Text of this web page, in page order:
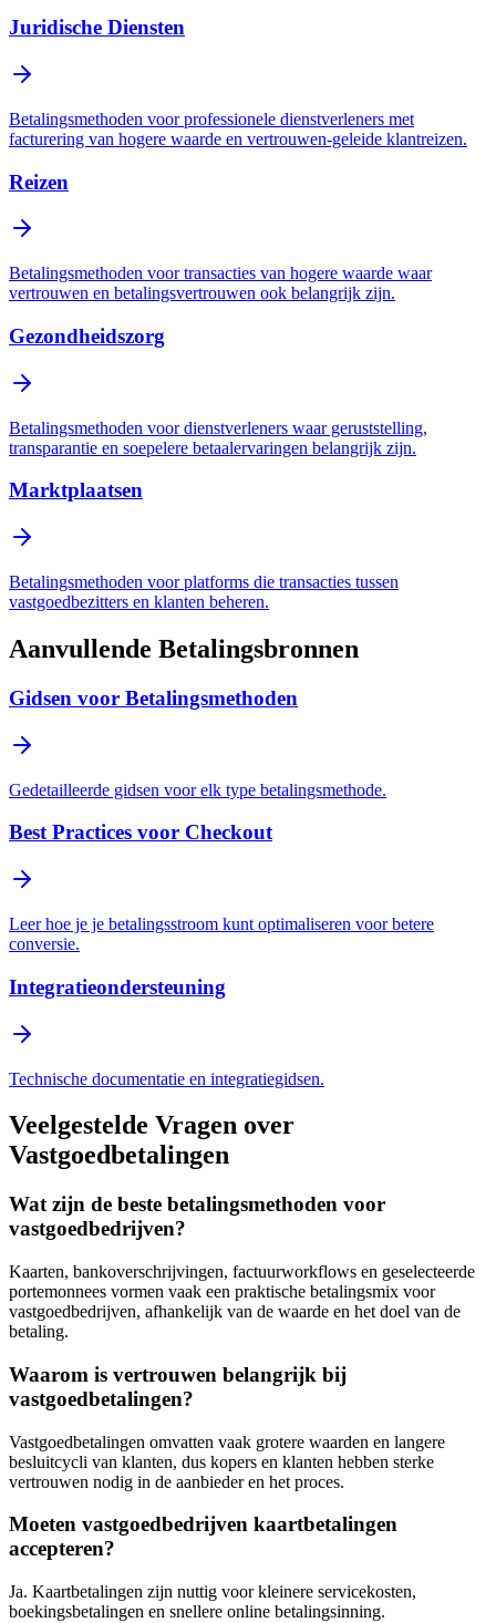
Juridische Diensten
Betalingsmethoden voor professionele dienstverleners met
facturering van hogere waarde en vertrouwen-geleide klantreizen.
Reizen
Betalingsmethoden voor transacties van hogere waarde waar
vertrouwen en betalingsvertrouwen ook belangrijk zijn.
Gezondheidszorg
Betalingsmethoden voor dienstverleners waar geruststelling,
transparantie en soepelere betaalervaringen belangrijk zijn.
Marktplaatsen
Betalingsmethoden voor platforms die transacties tussen
vastgoedbezitters en klanten beheren.
Aanvullende Betalingsbronnen
Gidsen voor Betalingsmethoden
Gedetailleerde gidsen voor elk type betalingsmethode.
Best Practices voor Checkout
Leer hoe je je betalingsstroom kunt optimaliseren voor betere
conversie.
Integratieondersteuning
Technische documentatie en integratiegidsen.
Veelgestelde Vragen over
Vastgoedbetalingen
Wat zijn de beste betalingsmethoden voor
vastgoedbedrijven?
Kaarten, bankoverschrijvingen, factuurworkflows en geselecteerde
portemonnees vormen vaak een praktische betalingsmix voor
vastgoedbedrijven, afhankelijk van de waarde en het doel van de
betaling.
Waarom is vertrouwen belangrijk bij
vastgoedbetalingen?
Vastgoedbetalingen omvatten vaak grotere waarden en langere
besluitcycli van klanten, dus kopers en klanten hebben sterke
vertrouwen nodig in de aanbieder en het proces.
Moeten vastgoedbedrijven kaartbetalingen
accepteren?
Ja. Kaartbetalingen zijn nuttig voor kleinere servicekosten,
boekingsbetalingen en snellere online betalingsinning.